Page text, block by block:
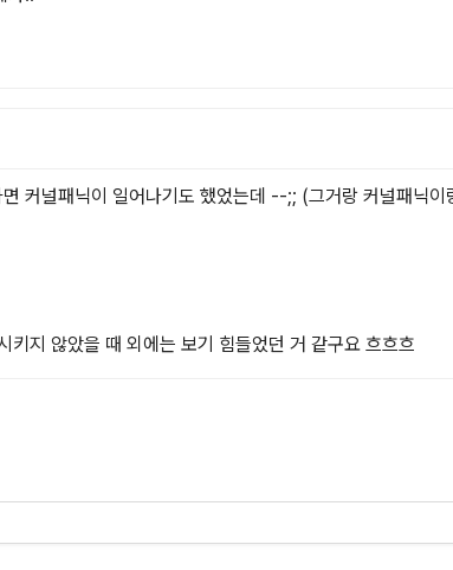
커널패닉이 일어나기도 했었는데 --;; (그거랑 커널패닉
지 않았을 때 외에는 보기 힘들었던 거 같구요 흐흐흐